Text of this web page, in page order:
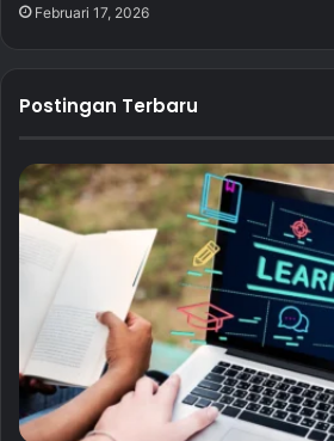
Februari 17, 2026
Postingan Terbaru